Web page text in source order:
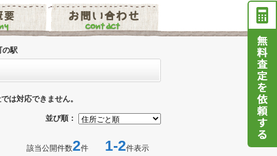
の駅
は対応できません。
並び順：
該当公開件数2件 1-2件表示